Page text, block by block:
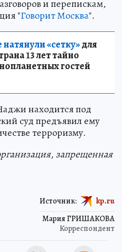
и перепискам,
"Говорит Москва".
«сетку»для
13 лет тайно
гостей
находится под
суд предъявил ему
терроризму.
запрещенная
Мария ГРИШАКОВА
Корреспондент
Источник: kp.ru